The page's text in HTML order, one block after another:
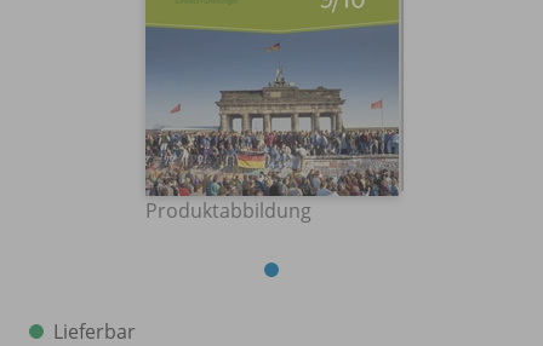
Produktabbildung
Lieferbar